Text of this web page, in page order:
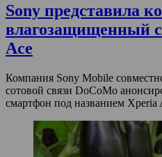
Sony представила
влагозащищенный
Ace
Компания Sony Mobile
сотовой связи DoCoMo
смартфон под названием Xperia